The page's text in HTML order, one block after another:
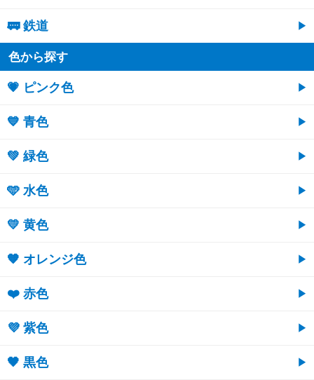
🚃 鉄道
色から探す
💗 ピンク色
💙 青色
💚 緑色
🩵 水色
💛 黄色
🧡 オレンジ色
❤️ 赤色
💜 紫色
🖤 黒色